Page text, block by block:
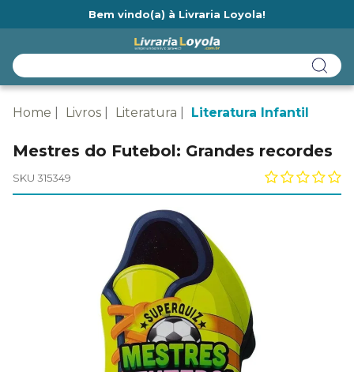
Bem vindo(a) à Livraria Loyola!
Home Livros Literatura Literatura Infantil
Mestres do Futebol: Grandes recordes
SKU 315349